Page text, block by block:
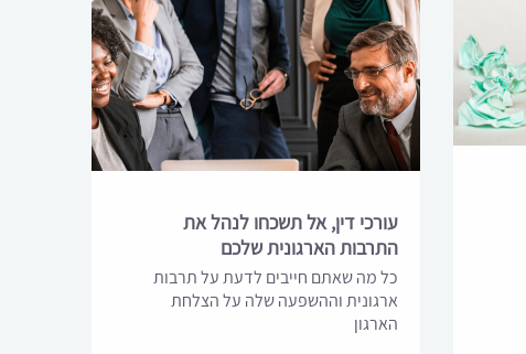
עורכי דין, אל תשכחו לנהל את
התרבות הארגונית שלכם
כל מה שאתם חייבים לדעת על תרבות
ארגונית וההשפעה שלה על הצלחת
הארגון